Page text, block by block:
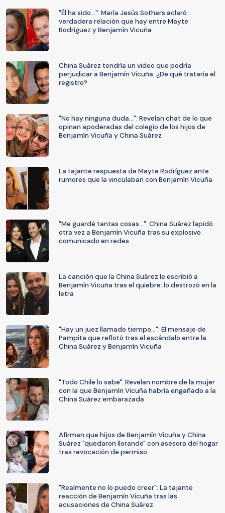
"Él ha sido...": María Jesús Sothers aclaró
verdadera relación que hay entre Mayte
Rodríguez y Benjamín Vicuña
China Suárez tendría un video que podría
perjudicar a Benjamín Vicuña: ¿De qué trataría el
registro?
"No hay ninguna duda...": Revelan chat de lo que
opinan apoderadas del colegio de los hijos de
Benjamín Vicuña y China Suárez
La tajante respuesta de Mayte Rodríguez ante
rumores que la vinculaban con Benjamín Vicuña
"Me guardé tantas cosas...": China Suárez lapidó
otra vez a Benjamín Vicuña tras su explosivo
comunicado en redes
La canción que la China Suárez le escribió a
Benjamín Vicuña tras el quiebre: lo destrozó en la
letra
"Hay un juez llamado tiempo...": El mensaje de
Pampita que reflotó tras el escándalo entre la
China Suárez y Benjamín Vicuña
"Todo Chile lo sabe": Revelan nombre de la mujer
con la que Benjamín Vicuña habría engañado a la
China Suárez embarazada
Afirman que hijos de Benjamín Vicuña y China
Suárez "quedaron llorando" con asesora del hogar
tras revocación de permiso
"Realmente no lo puedo creer": La tajante
reacción de Benjamín Vicuña tras las
acusaciones de China Suárez